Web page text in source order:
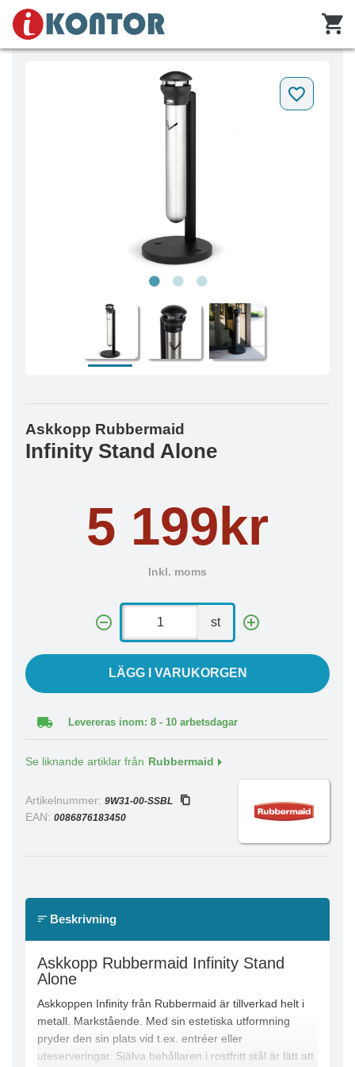
Askkopp Rubbermaid
Infinity Stand Alone
5 199kr
Inkl. moms
st
LÄGG I VARUKORGEN
Levereras inom: 8 - 10 arbetsdagar
Se liknande artiklar från Rubbermaid
Artikelnummer: 9W31-00-SSBL
EAN: 0086876183450
Beskrivning
Askkopp Rubbermaid Infinity Stand
Alone
Askkoppen Infinity från Rubbermaid är tillverkad helt i
metall. Markstående. Med sin estetiska utformning
pryder den sin plats vid t.ex. entréer eller
uteserveringar. Själva behållaren i rostfritt stål är lätt att